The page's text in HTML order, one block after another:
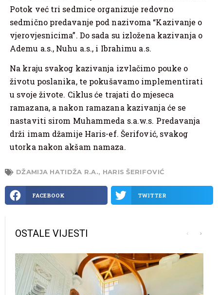
Potok već tri sedmice organizuje redovno
sedmično predavanje pod nazivoma “Kazivanje o
vjerovjesnicima”. Do sada su izložena kazivanja o
Ademu a.s., Nuhu a.s., i Ibrahimu a.s.
Na kraju svakog kazivanja izvlačimo pouke o
životu poslanika, te pokušavamo implementirati
u svoje živote. Ciklus će trajati do mjeseca
ramazana, a nakon ramazana kazivanja će se
nastaviti sirom Muhammeda s.a.w.s. Predavanja
drži imam džamije Haris-ef. Šerifović, svakog
utorka nakon akšam namaza.
DŽAMIJA HATIDŽA R.A., HARIS ŠERIFOVIĆ
FACEBOOK TWITTER
OSTALE VIJESTI